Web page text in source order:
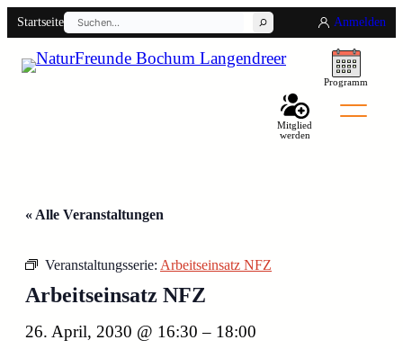
Startseite
Suchen
Anmelden
Programm
Mitglied
werden
Back
« Alle Veranstaltungen
Veranstaltungsserie: Arbeitseinsatz NFZ
Arbeitseinsatz NFZ
26. April, 2030 @ 16:30 – 18:00